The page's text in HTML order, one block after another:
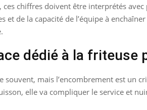
ces chiffres doivent être interprétés
et de la capacité de l’équipe à
dédié à la
souvent, mais l’encombrement est un
elle va compliquer le service et